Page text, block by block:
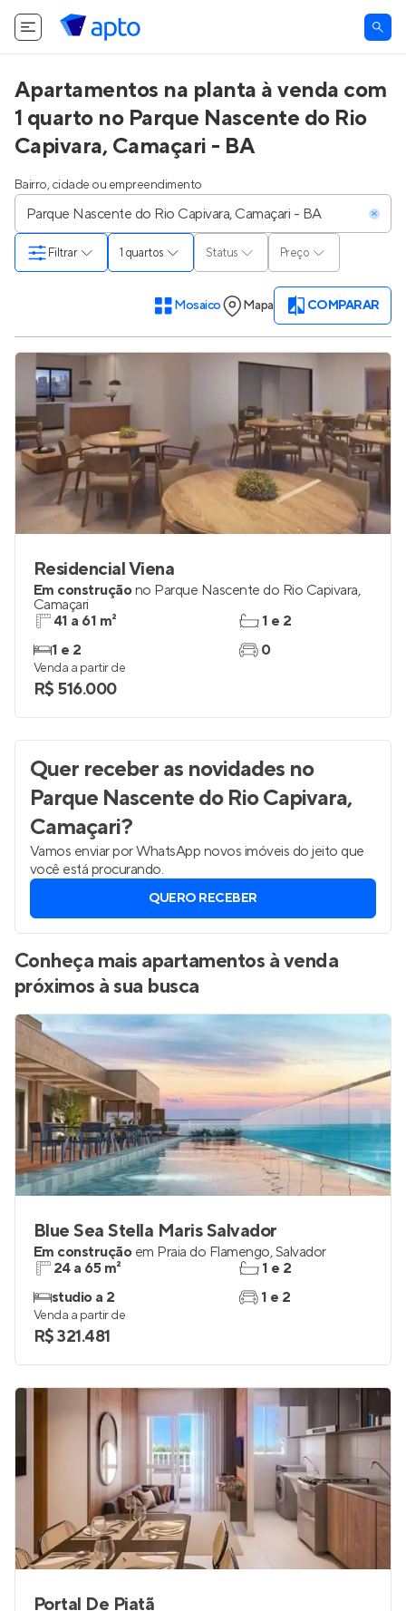
Apartamentos na planta à venda com
1 quarto no Parque Nascente do Rio
Capivara, Camaçari - BA
Bairro, cidade ou empreendimento
1 quartos Status Preço
Filtrar
Mosaico Mapa COMPARAR
Residencial Viena
Em construçãono Parque Nascente do Rio Capivara,
Camaçari
41 a 61 m²
1 e 2
1 e 2
0
Venda a partir de
R$ 516.000
Quer receber as novidades no
Parque Nascente do Rio Capivara,
Camaçari?
Vamos enviar por WhatsApp novos imóveis do jeito que
você está procurando.
QUERO RECEBER
Conheça mais apartamentos à venda
próximos à sua busca
Blue Sea Stella Maris Salvador
Em construção em Praia do Flamengo,Salvador
24 a 65 m²
studio a 2
1 e 2
1 e 2
Venda a partir de
R$ 321.481
Portal De Piatã